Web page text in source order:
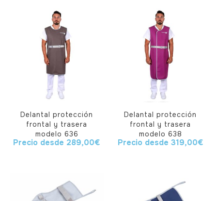
Delantal protección
frontal y trasera
modelo 636
Precio desde 289,00€
Delantal protección
frontal y trasera
modelo 638
Precio desde 319,00€